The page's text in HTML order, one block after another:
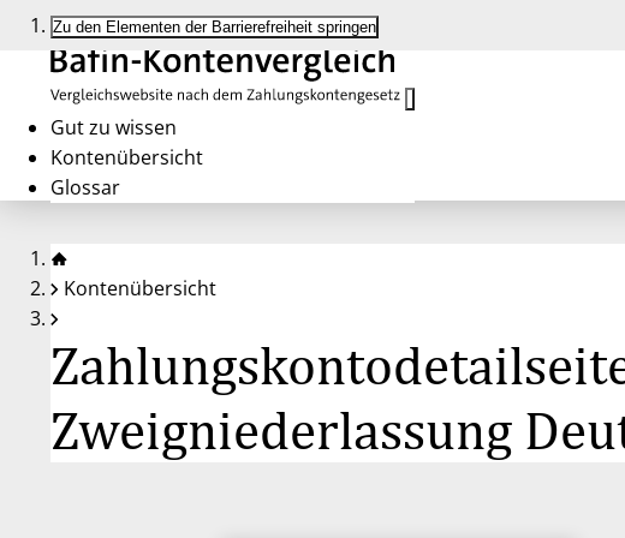
Zu den Elementen der Barrierefreiheit springen
Gut zu wissen
Kontenübersicht
Glossar
Kontenübersicht
Zweigniederlassung